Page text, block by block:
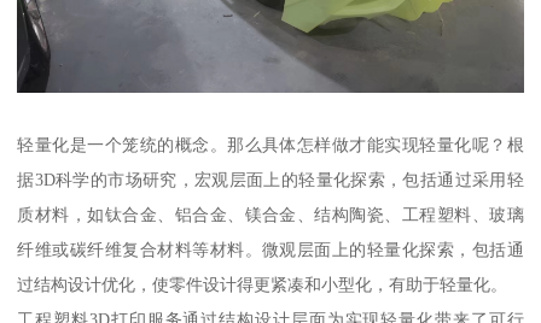
轻量化是一个笼统的概念。那么具体怎样做才能实现轻量化呢？根
据3D科学的市场研究，宏观层面上的轻量化探索，包括通过采用轻
质材料，如钛合金、铝合金、镁合金、结构陶瓷、工程塑料、玻璃
纤维或碳纤维复合材料等材料。微观层面上的轻量化探索，包括通
过结构设计优化，使零件设计得更紧凑和小型化，有助于轻量化。
工程塑料3D打印服务通过结构设计层面为实现轻量化带来了可行